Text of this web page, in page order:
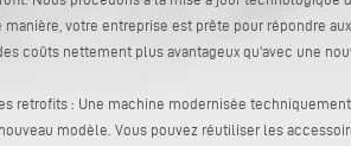
votre entreprise est prête pour répondre
coûts nettement plus avantageux qu'avec une
retrofits : Une machine modernisée
modèle. Vous pouvez réutiliser les